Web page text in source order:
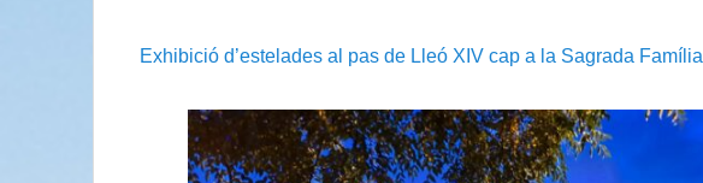
Exhibició d’estelades al pas de Lleó XIV cap a la Sagrada Família